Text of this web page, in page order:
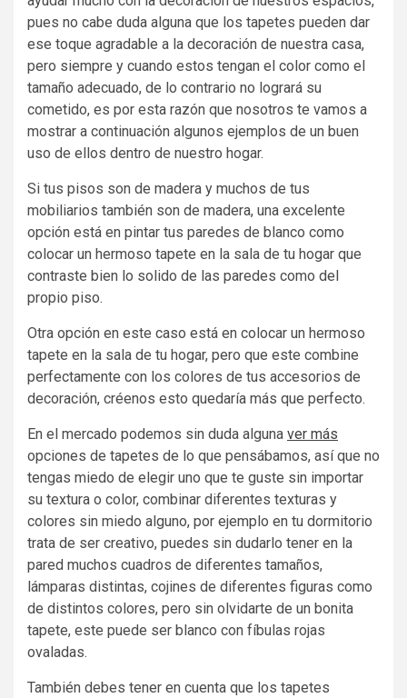
pues no cabe duda alguna que los tapetes pueden dar
ese toque agradable a la decoración de nuestra casa,
pero siempre y cuando estos tengan el color como el
tamaño adecuado, de lo contrario no logrará su
cometido, es por esta razón que nosotros te vamos a
mostrar a continuación algunos ejemplos de un buen
uso de ellos dentro de nuestro hogar.
Si tus pisos son de madera y muchos de tus
mobiliarios también son de madera, una excelente
opción está en pintar tus paredes de blanco como
colocar un hermoso tapete en la sala de tu hogar que
contraste bien lo solido de las paredes como del
propio piso.
Otra opción en este caso está en colocar un hermoso
tapete en la sala de tu hogar, pero que este combine
perfectamente con los colores de tus accesorios de
decoración, créenos esto quedaría más que perfecto.
En el mercado podemos sin duda alguna ver más
opciones de tapetes de lo que pensábamos, así que no
tengas miedo de elegir uno que te guste sin importar
su textura o color, combinar diferentes texturas y
colores sin miedo alguno, por ejemplo en tu dormitorio
trata de ser creativo, puedes sin dudarlo tener en la
pared muchos cuadros de diferentes tamaños,
lámparas distintas, cojines de diferentes figuras como
de distintos colores, pero sin olvidarte de un bonita
tapete, este puede ser blanco con fíbulas rojas
ovaladas.
También debes tener en cuenta que los tapetes